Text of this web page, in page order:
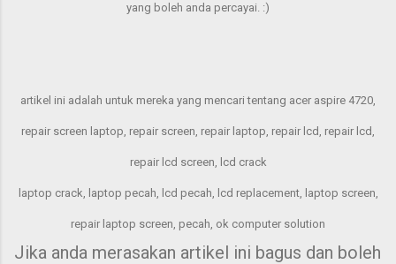
yang boleh anda percayai. :)
artikel ini adalah untuk mereka yang mencari tentang acer aspire 4720,
repair screen laptop, repair screen, repair laptop, repair lcd, repair lcd,
repair lcd screen, lcd crack
laptop crack, laptop pecah, lcd pecah, lcd replacement, laptop screen,
repair laptop screen, pecah, ok computer solution
Jika anda merasakan artikel ini bagus dan boleh